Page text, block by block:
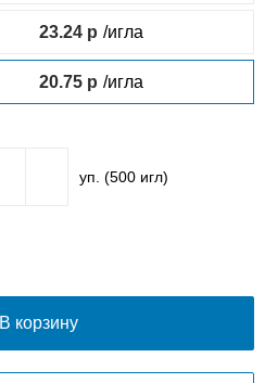
23.24 /игла
20.75 /игла
уп. (500игл)
В корзину